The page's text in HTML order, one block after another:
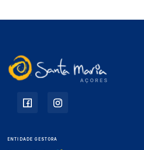
ENTIDADE GESTORA